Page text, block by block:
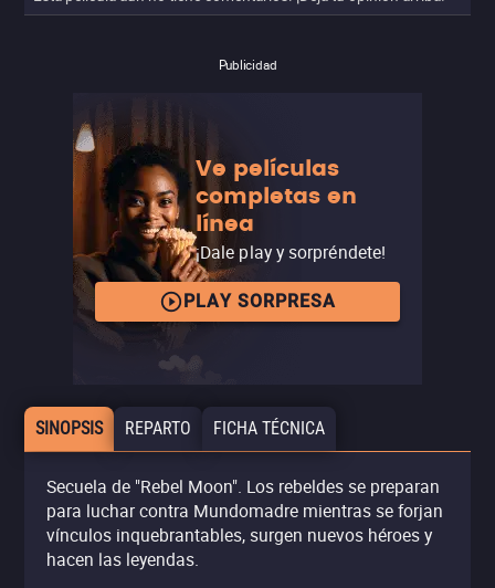
Publicidad
Ve películas
completas en
línea
¡Dale play y sorpréndete!
PLAY SORPRESA
SINOPSIS REPARTO FICHA TÉCNICA
Secuela de "Rebel Moon". Los rebeldes se preparan
para luchar contra Mundomadre mientras se forjan
vínculos inquebrantables, surgen nuevos héroes y
hacen las leyendas.